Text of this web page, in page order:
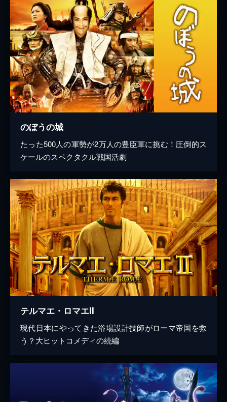
のぼうの城
たった500人の軍勢が2万人の豊臣軍に挑む！圧倒的ス
ケールのスペクタクル戦国活劇
テルマエ・ロマエII
現代日本にやってきた浴場設計技師がローマ帝国を救
う？大ヒットコメディの続編